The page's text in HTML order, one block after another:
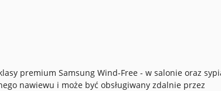
premium Samsung Wind-Free - w salonie oraz
nawiewu i może być obsługiwany zdalnie przez